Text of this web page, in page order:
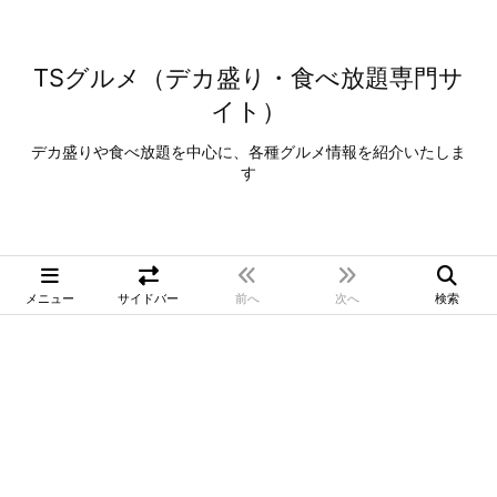
TSグルメ（デカ盛り・食べ放題専門サ
イト）
デカ盛りや食べ放題を中心に、各種グルメ情報を紹介いたしま
す
メニュー サイドバー 前へ 次へ 検索